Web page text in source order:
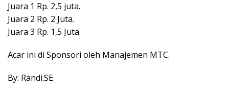
Juara 1 Rp. 2,5 juta.
Juara 2 Rp. 2 Juta.
Juara 3 Rp. 1,5 Juta.
Acar ini di Sponsori oleh Manajemen MTC.
By: Randi.SE